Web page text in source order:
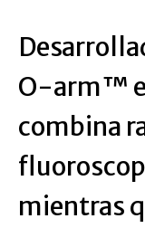
O-arm™
combina
mientras